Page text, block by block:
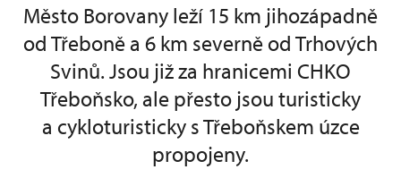
Město Borovany leží 15 km jihozápadně
od Třeboně a 6 km severně od Trhových
Svinů. Jsou již za hranicemi CHKO
Třeboňsko, ale přesto jsou turisticky
a cykloturisticky s Třeboňskem úzce
propojeny.